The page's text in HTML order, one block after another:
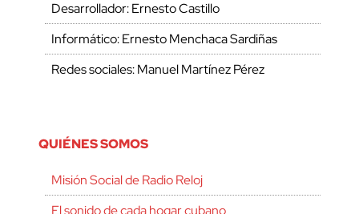
Desarrollador: Ernesto Castillo
Informático: Ernesto Menchaca Sardiñas
Redes sociales: Manuel Martínez Pérez
QUIÉNES SOMOS
Misión Social de Radio Reloj
El sonido de cada hogar cubano